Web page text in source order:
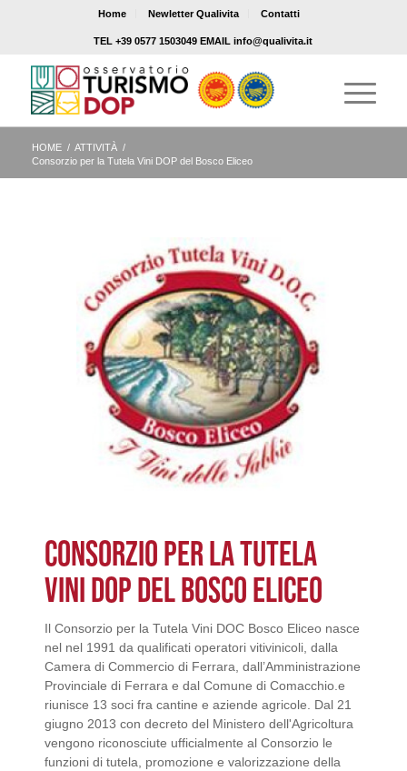
Home Newletter Qualivita Contatti
TEL +39 0577 1503049 EMAIL info@qualivita.it
HOME / ATTIVITÀ /
Consorzio per la Tutela Vini DOP del Bosco Eliceo
CONSORZIO PER LA TUTELA
VINI DOP DEL BOSCO ELICEO
Il Consorzio per la Tutela Vini DOC Bosco Eliceo nasce
nel nel 1991 da qualificati operatori vitivinicoli, dalla
Camera di Commercio di Ferrara, dall’Amministrazione
Provinciale di Ferrara e dal Comune di Comacchio.e
riunisce 13 soci fra cantine e aziende agricole. Dal 21
giugno 2013 con decreto del Ministero dell'Agricoltura
vengono riconosciute ufficialmente al Consorzio le
funzioni di tutela, promozione e valorizzazione della